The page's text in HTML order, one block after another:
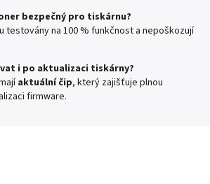
bezpečný pro tiskárnu?
testovány na 100 % funkčnost a nepoškozují
i po aktualizaci tiskárny?
aktuální čip, který zajišťuje plnou
firmware.